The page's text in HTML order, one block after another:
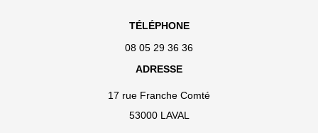
TÉLÉPHONE
08 05 29 36 36
ADRESSE
17 rue Franche Comté
53000 LAVAL